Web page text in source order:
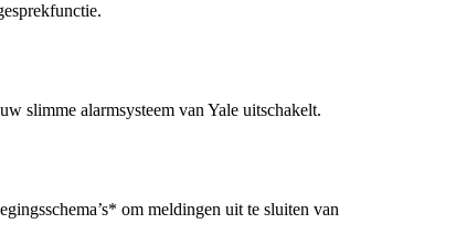
slimme alarmsysteem van Yale uitschakelt.
om meldingen uit te sluiten van